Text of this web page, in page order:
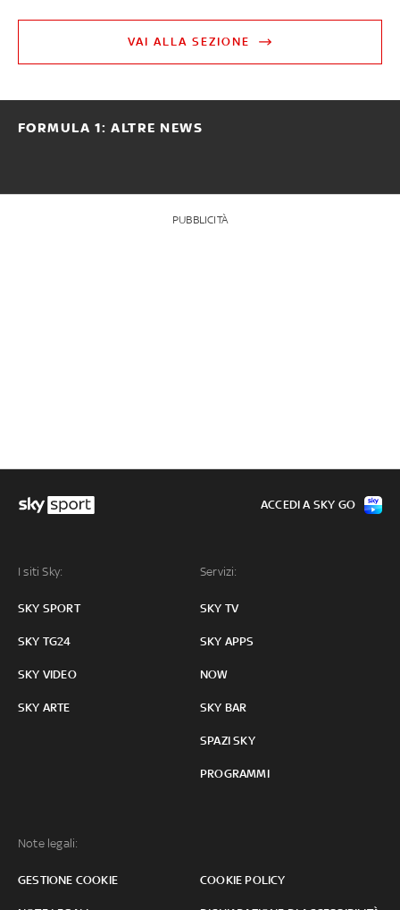
VAI ALLA SEZIONE
FORMULA 1: ALTRE NEWS
PUBBLICITÀ
I siti Sky:
SKY SPORT
SKY TG24
SKY VIDEO
SKY ARTE
Servizi:
SKY TV
SKY APPS
NOW
SKY BAR
SPAZI SKY
PROGRAMMI
Note legali:
GESTIONE COOKIE COOKIE POLICY
ACCEDI A SKY GO